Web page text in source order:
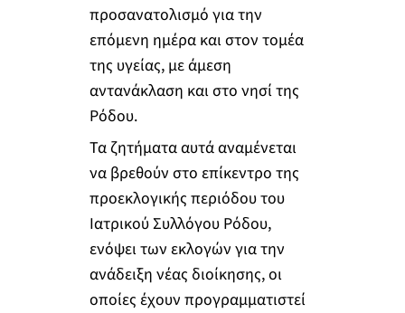
προσανατολισμό για την
επόμενη ημέρα και στον τομέα
της υγείας, με άμεση
αντανάκλαση και στο νησί της
Ρόδου.
Τα ζητήματα αυτά αναμένεται
να βρεθούν στο επίκεντρο της
προεκλογικής περιόδου του
Ιατρικού Συλλόγου Ρόδου,
ενόψει των εκλογών για την
ανάδειξη νέας διοίκησης, οι
οποίες έχουν προγραμματιστεί